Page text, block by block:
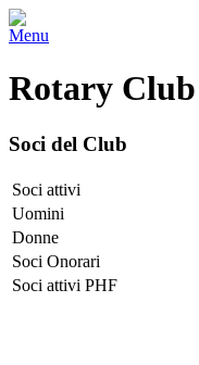
Menu
Rotary
Soci del Club
Soci attivi
Uomini
Donne
Soci Onorari
Soci attivi PHF